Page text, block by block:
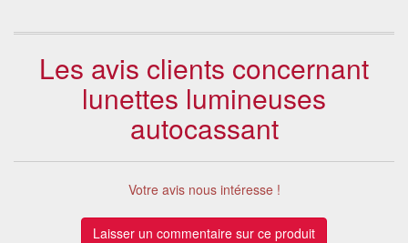
Les avis clients concernant
lunettes lumineuses
autocassant
Votre avis nous intéresse !
Laisser un commentaire sur ce produit